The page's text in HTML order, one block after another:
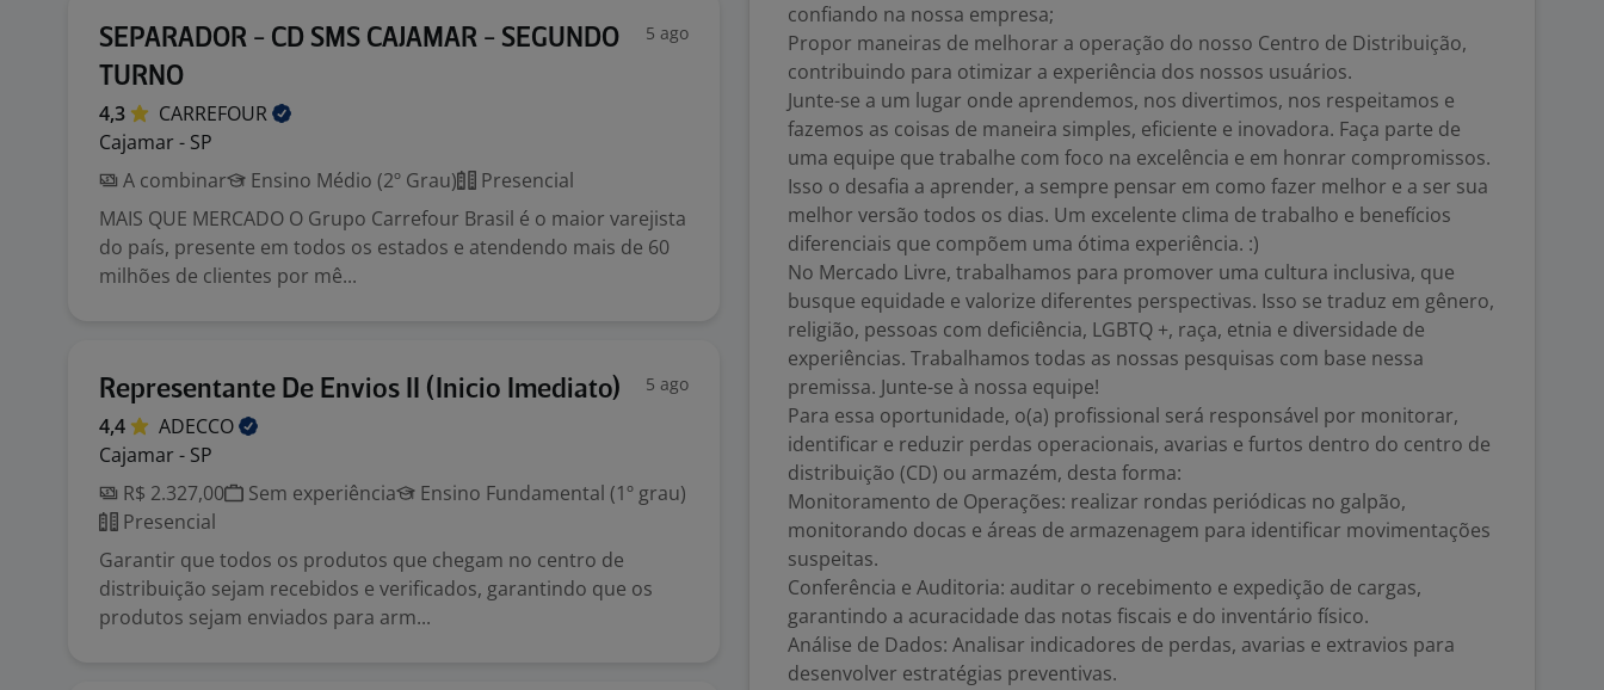
SEPARADOR - CD SMS CAJAMAR - SEGUNDO
TURNO
5 ago
4,3
CARREFOUR
Cajamar - SP
A combinar
Ensino Médio (2º Grau)
Presencial
MAIS QUE MERCADO O Grupo Carrefour Brasil é o maior varejista
do país, presente em todos os estados e atendendo mais de 60
milhões de clientes por mê...
Representante De Envios II (Inicio Imediato) 5 ago
4,4
ADECCO
Cajamar - SP
R$ 2.327,00
Sem experiência
Ensino Fundamental (1º grau)
Presencial
Garantir que todos os produtos que chegam no centro de
distribuição sejam recebidos e verificados, garantindo que os
produtos sejam enviados para arm...
confiando na nossa empresa;
Propor maneiras de melhorar a operação do nosso Centro de Distribuição,
contribuindo para otimizar a experiência dos nossos usuários.
Junte-se a um lugar onde aprendemos, nos divertimos, nos respeitamos e
fazemos as coisas de maneira simples, eficiente e inovadora. Faça parte de
uma equipe que trabalhe com foco na excelência e em honrar compromissos.
Isso o desafia a aprender, a sempre pensar em como fazer melhor e a ser sua
melhor versão todos os dias. Um excelente clima de trabalho e benefícios
diferenciais que compõem uma ótima experiência. :)
No Mercado Livre, trabalhamos para promover uma cultura inclusiva, que
busque equidade e valorize diferentes perspectivas. Isso se traduz em gênero,
religião, pessoas com deficiência, LGBTQ +, raça, etnia e diversidade de
experiências. Trabalhamos todas as nossas pesquisas com base nessa
premissa. Junte-se à nossa equipe!
Para essa oportunidade, o(a) profissional será responsável por monitorar,
identificar e reduzir perdas operacionais, avarias e furtos dentro do centro de
distribuição (CD) ou armazém, desta forma:
Monitoramento de Operações: realizar rondas periódicas no galpão,
monitorando docas e áreas de armazenagem para identificar movimentações
suspeitas.
Conferência e Auditoria: auditar o recebimento e expedição de cargas,
garantindo a acuracidade das notas fiscais e do inventário físico.
Análise de Dados: Analisar indicadores de perdas, avarias e extravios para
desenvolver estratégias preventivas.